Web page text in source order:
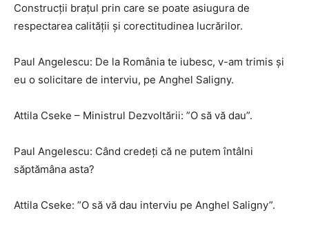
Construcţii braţul prin care se poate asiugura de
respectarea calităţii şi corectitudinea lucrărilor.
Paul Angelescu: De la România te iubesc, v-am trimis şi
eu o solicitare de interviu, pe Anghel Saligny.
Attila Cseke – Ministrul Dezvoltării: ”O să vă dau”.
Paul Angelescu: Când credeţi că ne putem întâlni
săptămâna asta?
Attila Cseke: ”O să vă dau interviu pe Anghel Saligny”.